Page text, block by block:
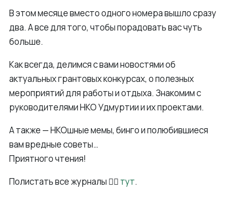
В этом месяце вместо одного номера вышло сразу
два. А все для того, чтобы порадовать вас чуть
больше.
Как всегда, делимся с вами новостями об
актуальных грантовых конкурсах, о полезных
мероприятий для работы и отдыха. Знакомим с
руководителями НКО Удмуртии и их проектами.
А также — НКОшные мемы, бинго и полюбившиеся
вам вредные советы…
Приятного чтения!
Полистать все журналы 👉🏻 тут.